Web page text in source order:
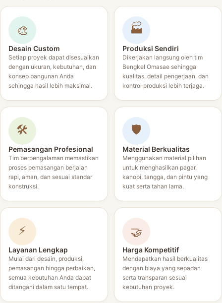
🎨
Desain Custom
Setiap proyek dapat disesuaikan
dengan ukuran, kebutuhan, dan
konsep bangunan Anda
sehingga hasil lebih maksimal.
🏭
Produksi Sendiri
Dikerjakan langsung oleh tim
Bengkel Omasae sehingga
kualitas, detail pengerjaan, dan
kontrol produksi lebih terjaga.
🛠️
Pemasangan Profesional
Tim berpengalaman memastikan
proses pemasangan berjalan
rapi, aman, dan sesuai standar
konstruksi.
🛡️
Material Berkualitas
Menggunakan material pilihan
untuk menghasilkan pagar,
kanopi, tangga, dan pintu yang
kuat serta tahan lama.
⚡
Layanan Lengkap
Mulai dari desain, produksi,
pemasangan hingga perbaikan,
semua kebutuhan Anda dapat
ditangani dalam satu tempat.
🤝
Harga Kompetitif
Mendapatkan hasil berkualitas
dengan biaya yang sepadan
serta transparan sesuai
kebutuhan proyek.